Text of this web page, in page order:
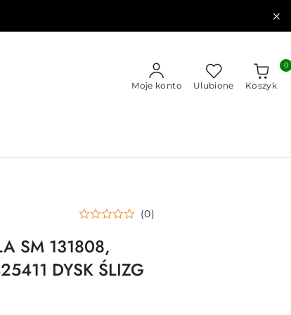
Moje konto Ulubione Koszyk
0
(0)
SM 131808,
DYSK ŚLIZG